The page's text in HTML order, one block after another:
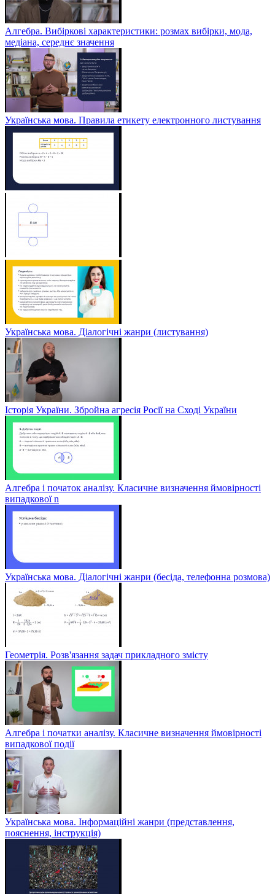
Алгебра. Вибіркові характеристики: розмах вибірки, мода,
медіана, середнє значення
Українська мова. Правила етикету електронного листування
Українська мова. Діалогічні жанри (листування)
Історія України. Збройна агресія Росії на Сході України
Алгебра і початок аналізу. Класичне визначення ймовірності
випадкової n
Українська мова. Діалогічні жанри (бесіда, телефонна розмова)
Геометрія. Розв'язання задач прикладного змісту
Алгебра і початки аналізу. Класичне визначення ймовірності
випадкової події
Українська мова. Інформаційні жанри (представлення,
пояснення, інструкція)